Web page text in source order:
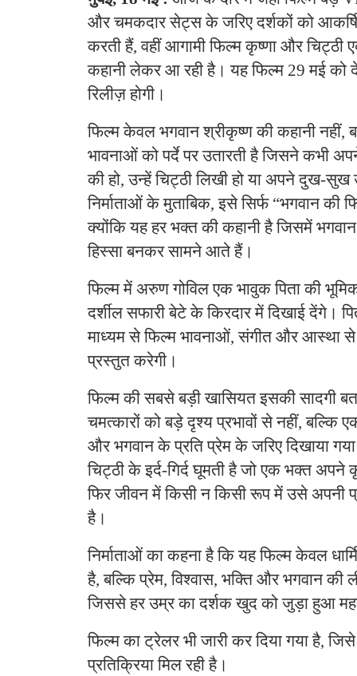
और चमकदार सेट्स के जरिए दर्शकों को
करती हैं, वहीं आगामी फिल्म कृष्णा और
कहानी लेकर आ रही है। यह फिल्म 29 मई को
रिलीज़ होगी।
फिल्म केवल भगवान श्रीकृष्ण की कहानी नहीं,
भावनाओं को पर्दे पर उतारती है जिसने कभी
की हो, उन्हें चिट्ठी लिखी हो या अपने दुख-
निर्माताओं के मुताबिक, इसे सिर्फ “भगवान की
क्योंकि यह हर भक्त की कहानी है जिसमें
हिस्सा बनकर सामने आते हैं।
फिल्म में अरुण गोविल एक भावुक पिता की
दर्शील सफारी बेटे के किरदार में दिखाई देंगे।
माध्यम से फिल्म भावनाओं, संगीत और आस्था
प्रस्तुत करेगी।
फिल्म की सबसे बड़ी खासियत इसकी सादगी
चमत्कारों को बड़े दृश्य प्रभावों से नहीं, बल्कि
और भगवान के प्रति प्रेम के जरिए दिखाया
चिट्ठी के इर्द-गिर्द घूमती है जो एक भक्त
फिर जीवन में किसी न किसी रूप में उसे अपनी
है।
निर्माताओं का कहना है कि यह फिल्म केवल
है, बल्कि प्रेम, विश्वास, भक्ति और भगवान की
जिससे हर उम्र का दर्शक खुद को जुड़ा हुआ
फिल्म का ट्रेलर भी जारी कर दिया गया है,
प्रतिक्रिया मिल रही है।